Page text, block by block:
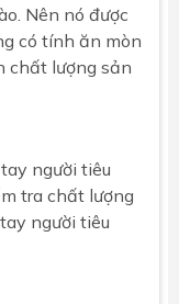
Nên nó được
có tính ăn mòn
chất lượng sản
người tiêu
tra chất lượng
người tiêu